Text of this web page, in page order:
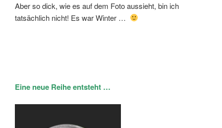
Aber so dick, wie es auf dem Foto aussieht, bin ich
tatsächlich nicht! Es war Winter …
Eine neue Reihe entsteht …